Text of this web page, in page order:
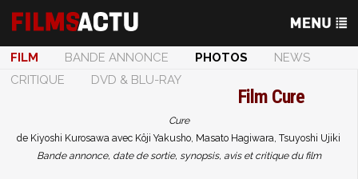
FILM BANDE ANNONCE PHOTOS
NEWS
CRITIQUE
DVD & BLU-RAY
Film Cure
Cure
de Kiyoshi Kurosawa avec Kôji Yakusho, Masato Hagiwara, Tsuyoshi Ujiki
Bande annonce, date de sortie, synopsis, avis et critique du film